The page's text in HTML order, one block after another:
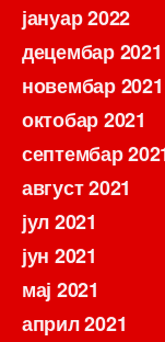
јануар 2022
децембар 2021
новембар 2021
октобар 2021
септембар
август 2021
јул 2021
јун 2021
мај 2021
април 2021